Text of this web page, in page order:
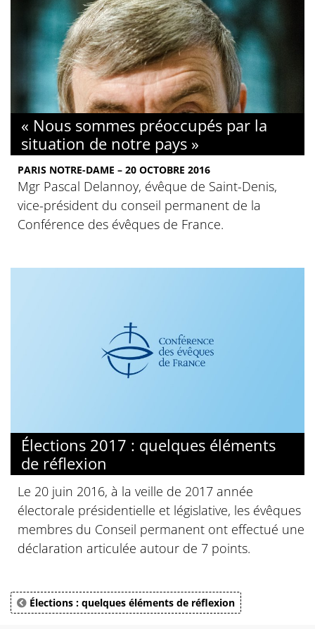
« Nous sommes préoccupés par la
situation de notre pays »
PARIS NOTRE-DAME – 20 OCTOBRE 2016
Mgr Pascal Delannoy, évêque de Saint-Denis,
vice-président du conseil permanent de la
Conférence des évêques de France.
Élections 2017 : quelques éléments
de réflexion
Le 20 juin 2016, à la veille de 2017 année
électorale présidentielle et législative, les évêques
membres du Conseil permanent ont effectué une
déclaration articulée autour de 7 points.
Élections : quelques éléments de réflexion